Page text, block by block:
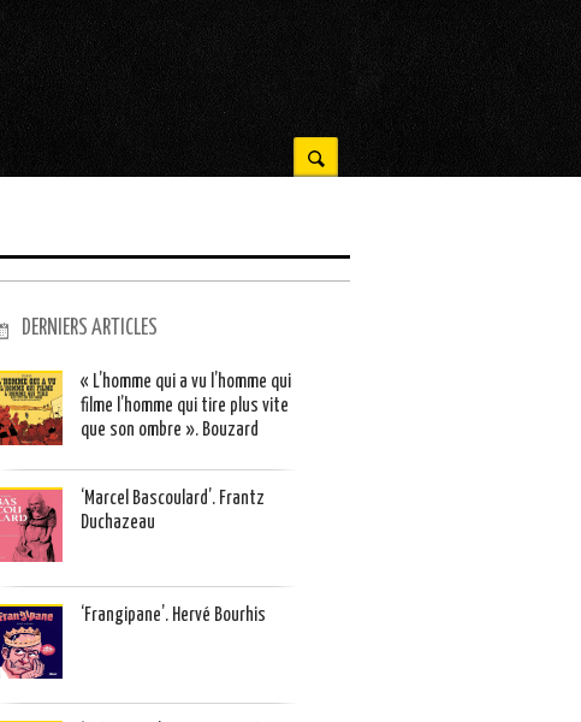
DERNIERS ARTICLES
« L’homme qui a vu l’homme qui
filme l’homme qui tire plus vite
que son ombre ». Bouzard
‘Marcel Bascoulard’. Frantz
Duchazeau
‘Frangipane’. Hervé Bourhis